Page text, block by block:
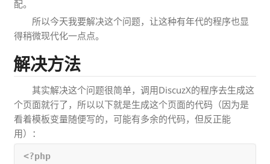
配。
所以今天我要解决这个问题，让这种有年代的程序也显
得稍微现代化一点点。
解决方法
其实解决这个问题很简单，调用DiscuzX的程序去生成这
个页面就行了，所以以下就是生成这个页面的代码（因为是
看着模板变量随便写的，可能有多余的代码，但反正能
用）：
<?php